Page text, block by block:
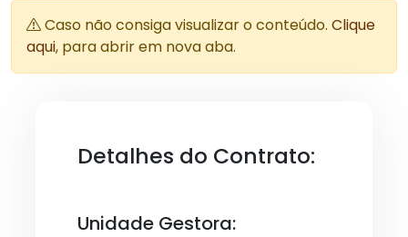
Caso não consiga visualizar o conteúdo. Clique
aqui, para abrir em nova aba.
Detalhes do Contrato:
Unidade Gestora: